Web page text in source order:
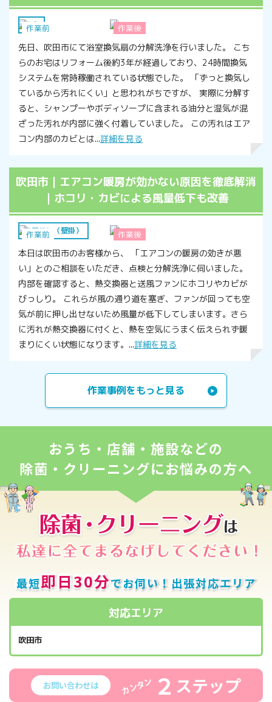
作業前 作業後
浴室
先日、吹田市にて浴室換気扇の分解洗浄を行いました。 こち
らのお宅はリフォーム後約3年が経過しており、24時間換気
システムを常時稼働されている状態でした。 「ずっと換気し
ているから汚れにくい」と思われがちですが、 実際に分解す
ると、シャンプーやボディソープに含まれる油分と湿気が混
ざった汚れが内部に強く付着していました。 この汚れはエア
コン内部のカビとは...詳細を見る
吹田市｜エアコン暖房が効かない原因を徹底解消
｜ホコリ・カビによる風量低下も改善
作業前 作業後
エアコン（壁掛）
本日は吹田市のお客様から、 「エアコンの暖房の効きが悪
い」とのご相談をいただき、点検と分解洗浄に伺いました。
内部を確認すると、熱交換器と送風ファンにホコリやカビが
びっしり。 これらが風の通り道を塞ぎ、ファンが回っても空
気が前に押し出せないため風量が低下してしまいます。さら
に汚れが熱交換器に付くと、熱を空気にうまく伝えられず暖
まりにくい状態になります。...詳細を見る
作業事例をもっと見る
おうち・店舗・施設などの
除菌・クリーニングにお悩みの方へ
最短即日30分でお伺い！出張対応エリア
対応エリア
吹田市
お問い合わせは カンタン ２ ステップ